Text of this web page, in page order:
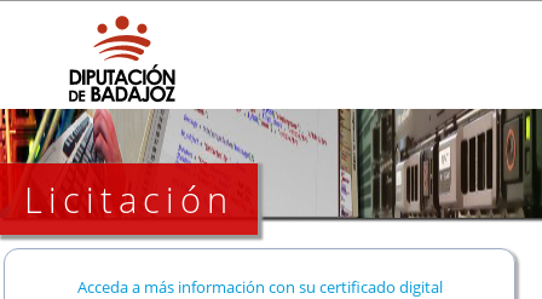
Licitación
Acceda a más información con su certificado digital